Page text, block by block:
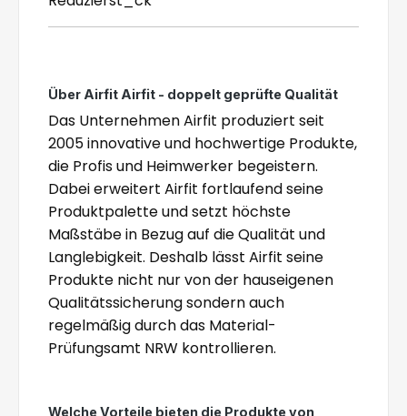
Über Airfit Airfit - doppelt geprüfte Qualität
Das Unternehmen Airfit produziert seit
2005 innovative und hochwertige Produkte,
die Profis und Heimwerker begeistern.
Dabei erweitert Airfit fortlaufend seine
Produktpalette und setzt höchste
Maßstäbe in Bezug auf die Qualität und
Langlebigkeit. Deshalb lässt Airfit seine
Produkte nicht nur von der hauseigenen
Qualitätssicherung sondern auch
regelmäßig durch das Material-
Prüfungsamt NRW kontrollieren.
Welche Vorteile bieten die Produkte von